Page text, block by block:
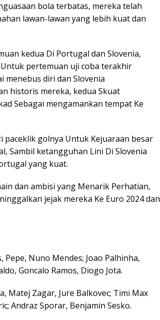
bola terbatas, mereka telah
lawan-lawan yang lebih kuat dan
kedua Di Portugal dan Slovenia,
pertemuan uji coba terakhir
menebus diri dan Slovenia
historis mereka, kedua Skuat
Sebagai mengamankan tempat Ke
paceklik golnya Untuk Kejuaraan besar
Sambil ketangguhan Lini Di Slovenia
yang kuat.
dan ambisi yang Menarik Perhatian,
jejak mereka Ke Euro 2024 dan
Pepe, Nuno Mendes; Joao Palhinha,
Goncalo Ramos, Diogo Jota.
Matej Zagar, Jure Balkovec; Timi Max
Andraz Sporar, Benjamin Sesko.